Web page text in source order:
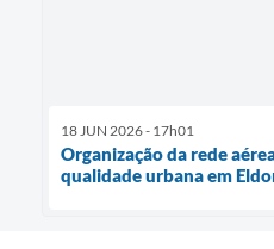
18 JUN 2026 - 17h01
Organização da rede
qualidade urbana em